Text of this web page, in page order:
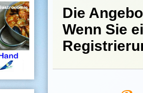
Die
Wenn Sie